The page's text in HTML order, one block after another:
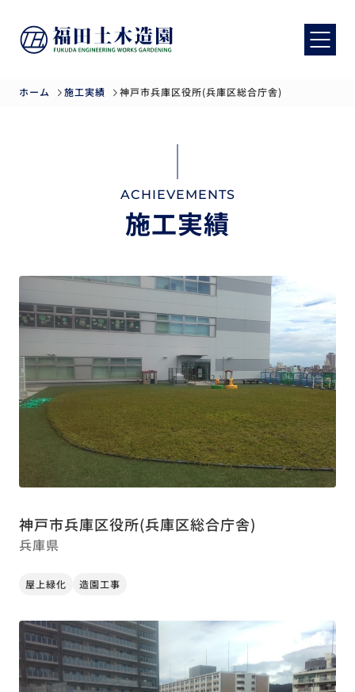
ホーム 施工実績 神戸市兵庫区役所(兵庫区総合庁舎)
ACHIEVEMENTS
施工実績
神戸市兵庫区役所(兵庫区総合庁舎)
兵庫県
屋上緑化 造園工事